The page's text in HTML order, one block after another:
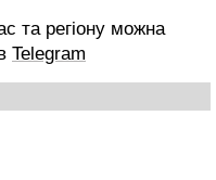
та регіону можна
Telegram